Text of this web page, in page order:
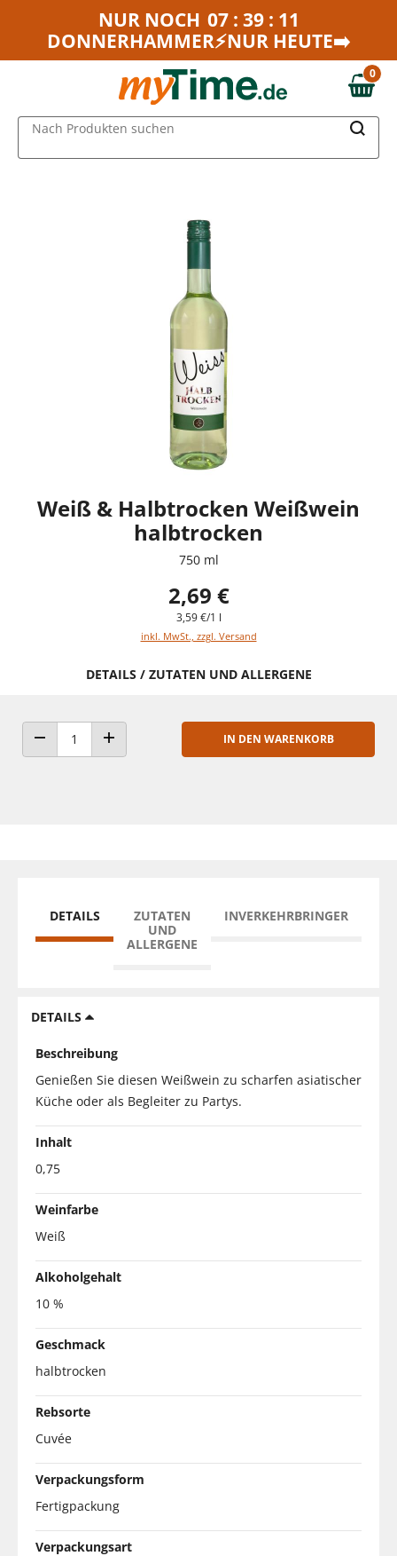
Zum Hauptinhalt springen
Zur Navigation springen
NUR NOCH 07 : 39 : 11
DONNERHAMMER⚡NUR HEUTE➡️
0,00 €
0
Nach Produkten suchen
Weiß & Halbtrocken Weißwein
halbtrocken
750 ml
2,69 €
3,59 €/1 l
inkl. MwSt., zzgl. Versand
DETAILS / ZUTATEN UND ALLERGENE
ANZAHL VERRINGERNANZAHL ERHÖHEN
IN DEN WARENKORB
DETAILS
ZUTATEN
UND
ALLERGENE
INVERKEHRBRINGER
DETAILS
Beschreibung
Genießen Sie diesen Weißwein zu scharfen asiatischer
Küche oder als Begleiter zu Partys.
Inhalt
0,75
Weinfarbe
Weiß
Alkoholgehalt
10 %
Geschmack
halbtrocken
Rebsorte
Cuvée
Verpackungsform
Fertigpackung
Verpackungsart